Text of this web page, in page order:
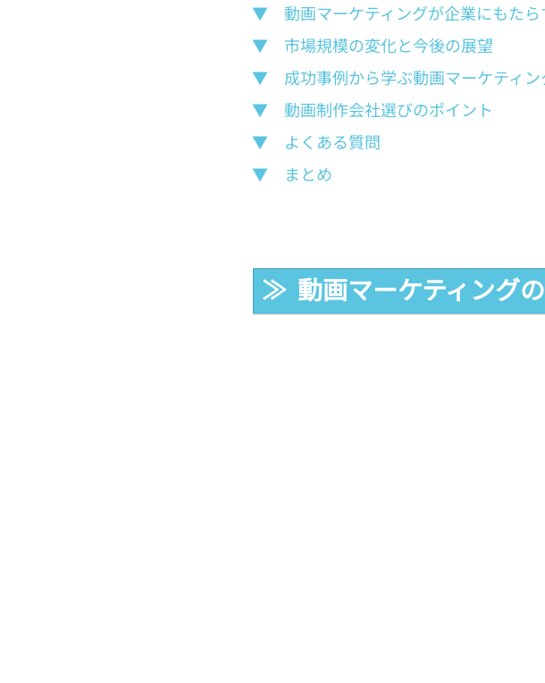
▼　動画マーケティングが企業にもたら
▼　市場規模の変化と今後の展望
▼　成功事例から学ぶ動画マーケティン
▼　動画制作会社選びのポイント
▼　よくある質問
▼　まとめ
≫  動画マーケティング